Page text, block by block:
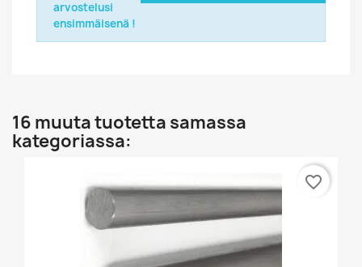
arvostelusi
ensimmäisenä !
16 muuta tuotetta samassa
kategoriassa:
favorite_border